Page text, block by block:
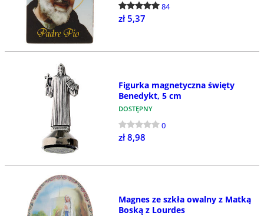
84
zł 5,37
Figurka magnetyczna święty
Benedykt, 5 cm
DOSTĘPNY
0
zł 8,98
Magnes ze szkła owalny z Matką
Boską z Lourdes